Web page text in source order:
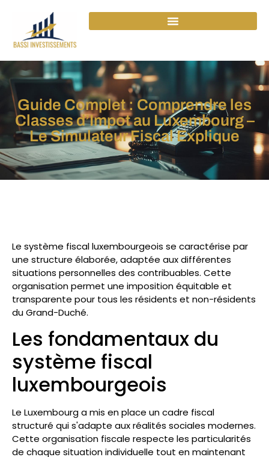
Guide Complet : Comprendre les
Classes d’Impot au Luxembourg –
Le Simulateur Fiscal Explique
Le système fiscal luxembourgeois se caractérise par
une structure élaborée, adaptée aux différentes
situations personnelles des contribuables. Cette
organisation permet une imposition équitable et
transparente pour tous les résidents et non-résidents
du Grand-Duché.
Les fondamentaux du
système fiscal
luxembourgeois
Le Luxembourg a mis en place un cadre fiscal
structuré qui s'adapte aux réalités sociales modernes.
Cette organisation fiscale respecte les particularités
de chaque situation individuelle tout en maintenant